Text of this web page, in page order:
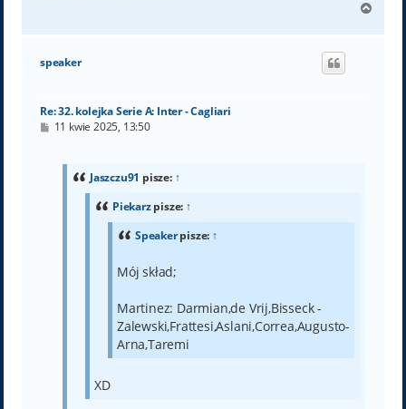
g
speaker
Re: 32. kolejka Serie A: Inter - Cagliari
P11 kwie 2025, 13:50
Jaszczu91 pisze: ↑
Piekarzpisze: ↑
Speakerpisze: ↑
Mój skład;
Martinez: Darmian,de Vrij,Bisseck -
Zalewski,Frattesi,Aslani,Correa,Augusto-
Arna,Taremi
XD